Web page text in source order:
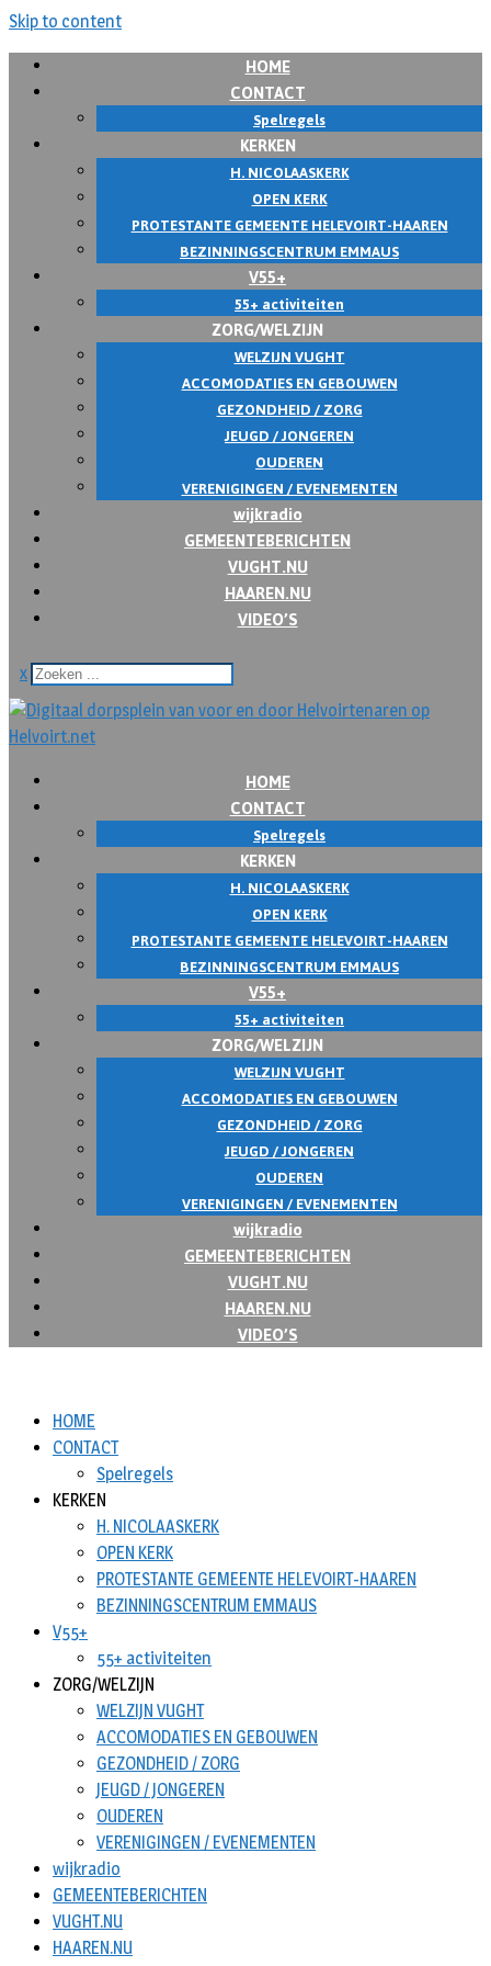
Skip to content
HOME
CONTACT
Spelregels
KERKEN
H. NICOLAASKERK
OPEN KERK
PROTESTANTE GEMEENTE HELEVOIRT-HAAREN
BEZINNINGSCENTRUM EMMAUS
V55+
55+ activiteiten
ZORG/WELZIJN
WELZIJN VUGHT
ACCOMODATIES EN GEBOUWEN
GEZONDHEID / ZORG
JEUGD / JONGEREN
OUDEREN
VERENIGINGEN / EVENEMENTEN
wijkradio
GEMEENTEBERICHTEN
VUGHT.NU
HAAREN.NU
VIDEO’S
x
HOME
CONTACT
Spelregels
KERKEN
H. NICOLAASKERK
OPEN KERK
PROTESTANTE GEMEENTE HELEVOIRT-HAAREN
BEZINNINGSCENTRUM EMMAUS
V55+
55+ activiteiten
ZORG/WELZIJN
WELZIJN VUGHT
ACCOMODATIES EN GEBOUWEN
GEZONDHEID / ZORG
JEUGD / JONGEREN
OUDEREN
VERENIGINGEN / EVENEMENTEN
wijkradio
GEMEENTEBERICHTEN
VUGHT.NU
HAAREN.NU
VIDEO’S
HOME
CONTACT
Spelregels
KERKEN
H. NICOLAASKERK
OPEN KERK
PROTESTANTE GEMEENTE HELEVOIRT-HAAREN
BEZINNINGSCENTRUM EMMAUS
V55+
55+ activiteiten
ZORG/WELZIJN
WELZIJN VUGHT
ACCOMODATIES EN GEBOUWEN
GEZONDHEID / ZORG
JEUGD / JONGEREN
OUDEREN
VERENIGINGEN / EVENEMENTEN
wijkradio
GEMEENTEBERICHTEN
VUGHT.NU
HAAREN.NU